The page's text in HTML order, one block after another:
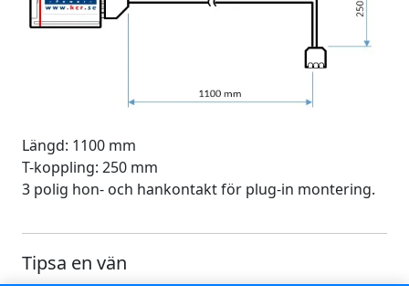
Längd: 1100 mm
T-koppling: 250 mm
3 polig hon- och hankontakt för plug-in montering.
Tipsa en vän